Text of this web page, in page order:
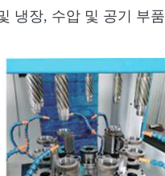
냉장, 수압 및 공기 부